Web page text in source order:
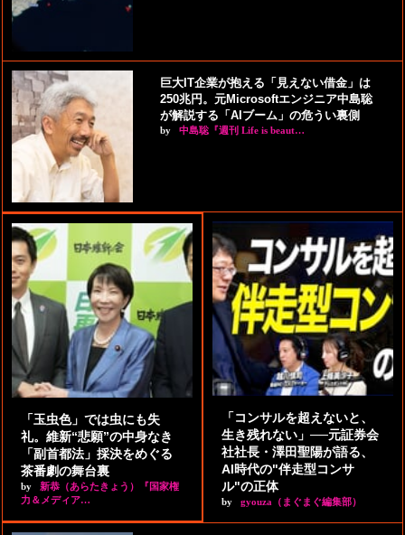
巨大IT企業が抱える「見えない借金」は
250兆円。元Microsoftエンジニア中島聡
が解説する「AIブーム」の危うい裏側
by 中島聡『週刊 Life is beaut…
「玉虫色」では虫にも失
礼。維新“悲願”の中身なき
「副首都法」採決をめぐる
茶番劇の舞台裏
by
新恭（あらたきょう）『国家権
力＆メディア…
「コンサルを超えないと、
生き残れない」──元証券会
社社長・澤田聖陽が語る、
AI時代の"伴走型コンサ
ル"の正体
by gyouza（まぐまぐ編集部）